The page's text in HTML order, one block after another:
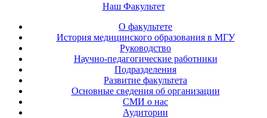
Наш Факультет
О факультете
История медицинского образования в МГУ
Руководство
Научно-педагогические работники
Подразделения
Развитие факультета
Основные сведения об организации
СМИ о нас
Аудитории